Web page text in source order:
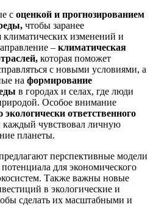
с оценкой и прогнозированием
чтобы заранее
климатических изменений и
– климатическая
которая поможет
с новыми условиями, а
на формирование
в городах и селах, где люди
Особое внимание
ответственного
каждый чувствовал личную
планеты.
перспективные модели
для экономического
Также важны новые
в экологические и
сделать их масштабными и